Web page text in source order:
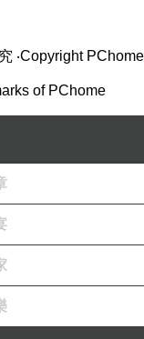
。(人間2月天)
十連假。(豐原篇)
‧Copyright PChome
of PChome